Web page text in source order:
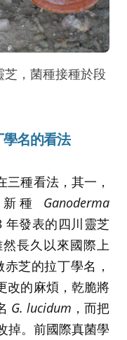
，菌種接種於段
名的看法
種看法，其一，
種 Ganoderma
年發表的四川靈芝
然長久以來國際上
赤芝的拉丁學名，
改的麻煩，乾脆將
G. lucidum ，而把
掉。前國際真菌學